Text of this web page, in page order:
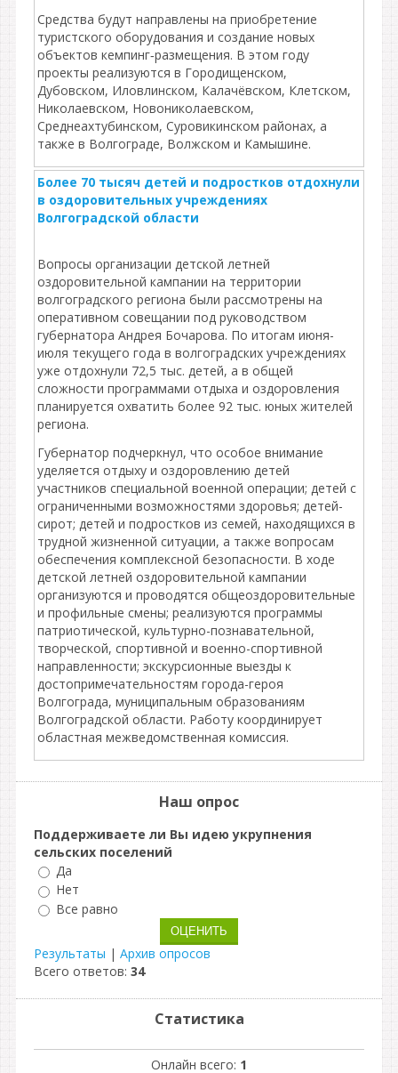
Средства будут направлены на приобретение
туристского оборудования и создание новых
объектов кемпинг‑размещения. В этом году
проекты реализуются в Городищенском,
Дубовском, Иловлинском, Калачёвском, Клетском,
Николаевском, Новониколаевском,
Среднеахтубинском, Суровикинском районах, а
также в Волгограде, Волжском и Камышине.
Более 70 тысяч детей и подростков отдохнули
в оздоровительных учреждениях
Волгоградской области
Вопросы организации детской летней
оздоровительной кампании на территории
волгоградского региона были рассмотрены на
оперативном совещании под руководством
губернатора Андрея Бочарова. По итогам июня-
июля текущего года в волгоградских учреждениях
уже отдохнули 72,5 тыс. детей, а в общей
сложности программами отдыха и оздоровления
планируется охватить более 92 тыс. юных жителей
региона.
Губернатор подчеркнул, что особое внимание
уделяется отдыху и оздоровлению детей
участников специальной военной операции; детей с
ограниченными возможностями здоровья; детей-
сирот; детей и подростков из семей, находящихся в
трудной жизненной ситуации, а также вопросам
обеспечения комплексной безопасности. В ходе
детской летней оздоровительной кампании
организуются и проводятся общеоздоровительные
и профильные смены; реализуются программы
патриотической, культурно-познавательной,
творческой, спортивной и военно-спортивной
направленности; экскурсионные выезды к
достопримечательностям города-героя
Волгограда, муниципальным образованиям
Волгоградской области. Работу координирует
областная межведомственная комиссия.
Наш опрос
Поддерживаете ли Вы идею укрупнения
сельских поселений
Да
Нет
Все равно
Результаты | Архив опросов
Всего ответов: 34
Статистика
Онлайн всего: 1